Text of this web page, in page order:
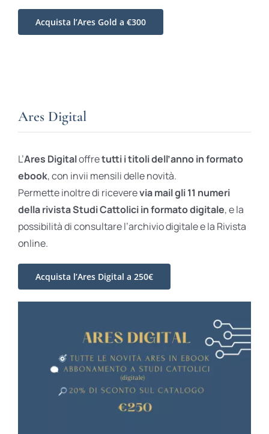
Acquista l’Ares Gold a €300
Ares Digital
L’Ares Digitaloffretutti i titoli dell’anno in formato
ebook, con invii mensili delle novità.
Permette inoltre di riceverevia mail gli 11 numeri
della rivista Studi Cattolici in formato digitale, e la
possibilità di consultare l’archivio digitale e la Rivista
online.
Acquista l’Ares Digital a 250€